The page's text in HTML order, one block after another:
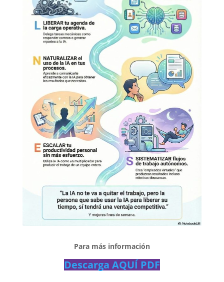
Para más información
Descarga AQUÍ PDF